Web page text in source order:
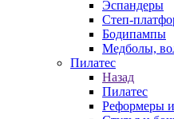
Эспандеры
Степ-
Бодипампы
Медболы,
Пилатес
Назад
Пилатес
Реформеры